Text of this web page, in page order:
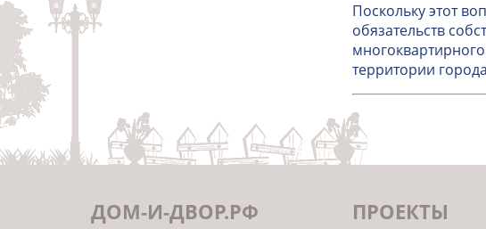
Поскольку этот
обязательств
территории
ДОМ-И-ДВОР.РФ ПРОЕКТЫ